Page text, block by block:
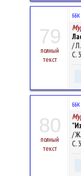
79
полный
текст
ББК
/
С.
80
полный
текст
ББК
/
С.